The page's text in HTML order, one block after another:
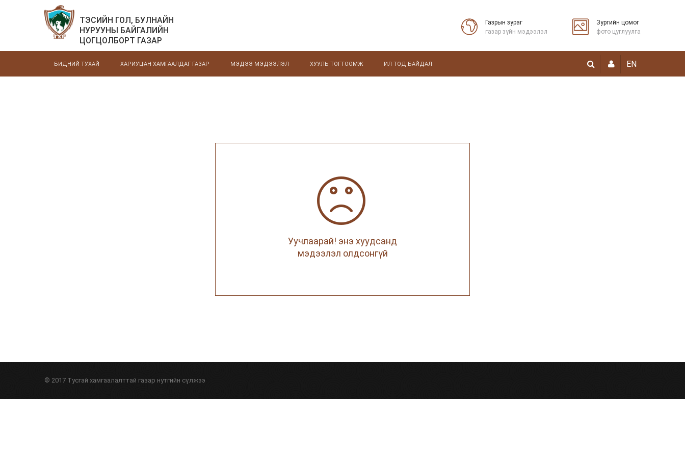
ТЭСИЙН ГОЛ, БУЛНАЙН
НУРУУНЫ БАЙГАЛИЙН
ЦОГЦОЛБОРТ ГАЗАР
Газрын зураг
газар зүйн мэдээлэл
Зургийн цомог
фото цуглуулга
БИДНИЙ ТУХАЙ ХАРИУЦАН ХАМГААЛДАГ ГАЗАР МЭДЭЭ МЭДЭЭЛЭЛ ХУУЛЬ ТОГТООМЖ ИЛ ТОД БАЙДАЛ EN
Уучлаарай! энэ хуудсанд
мэдээлэл олдсонгүй
© 2017 Тусгай хамгаалалттай газар нутгийн сүлжээ